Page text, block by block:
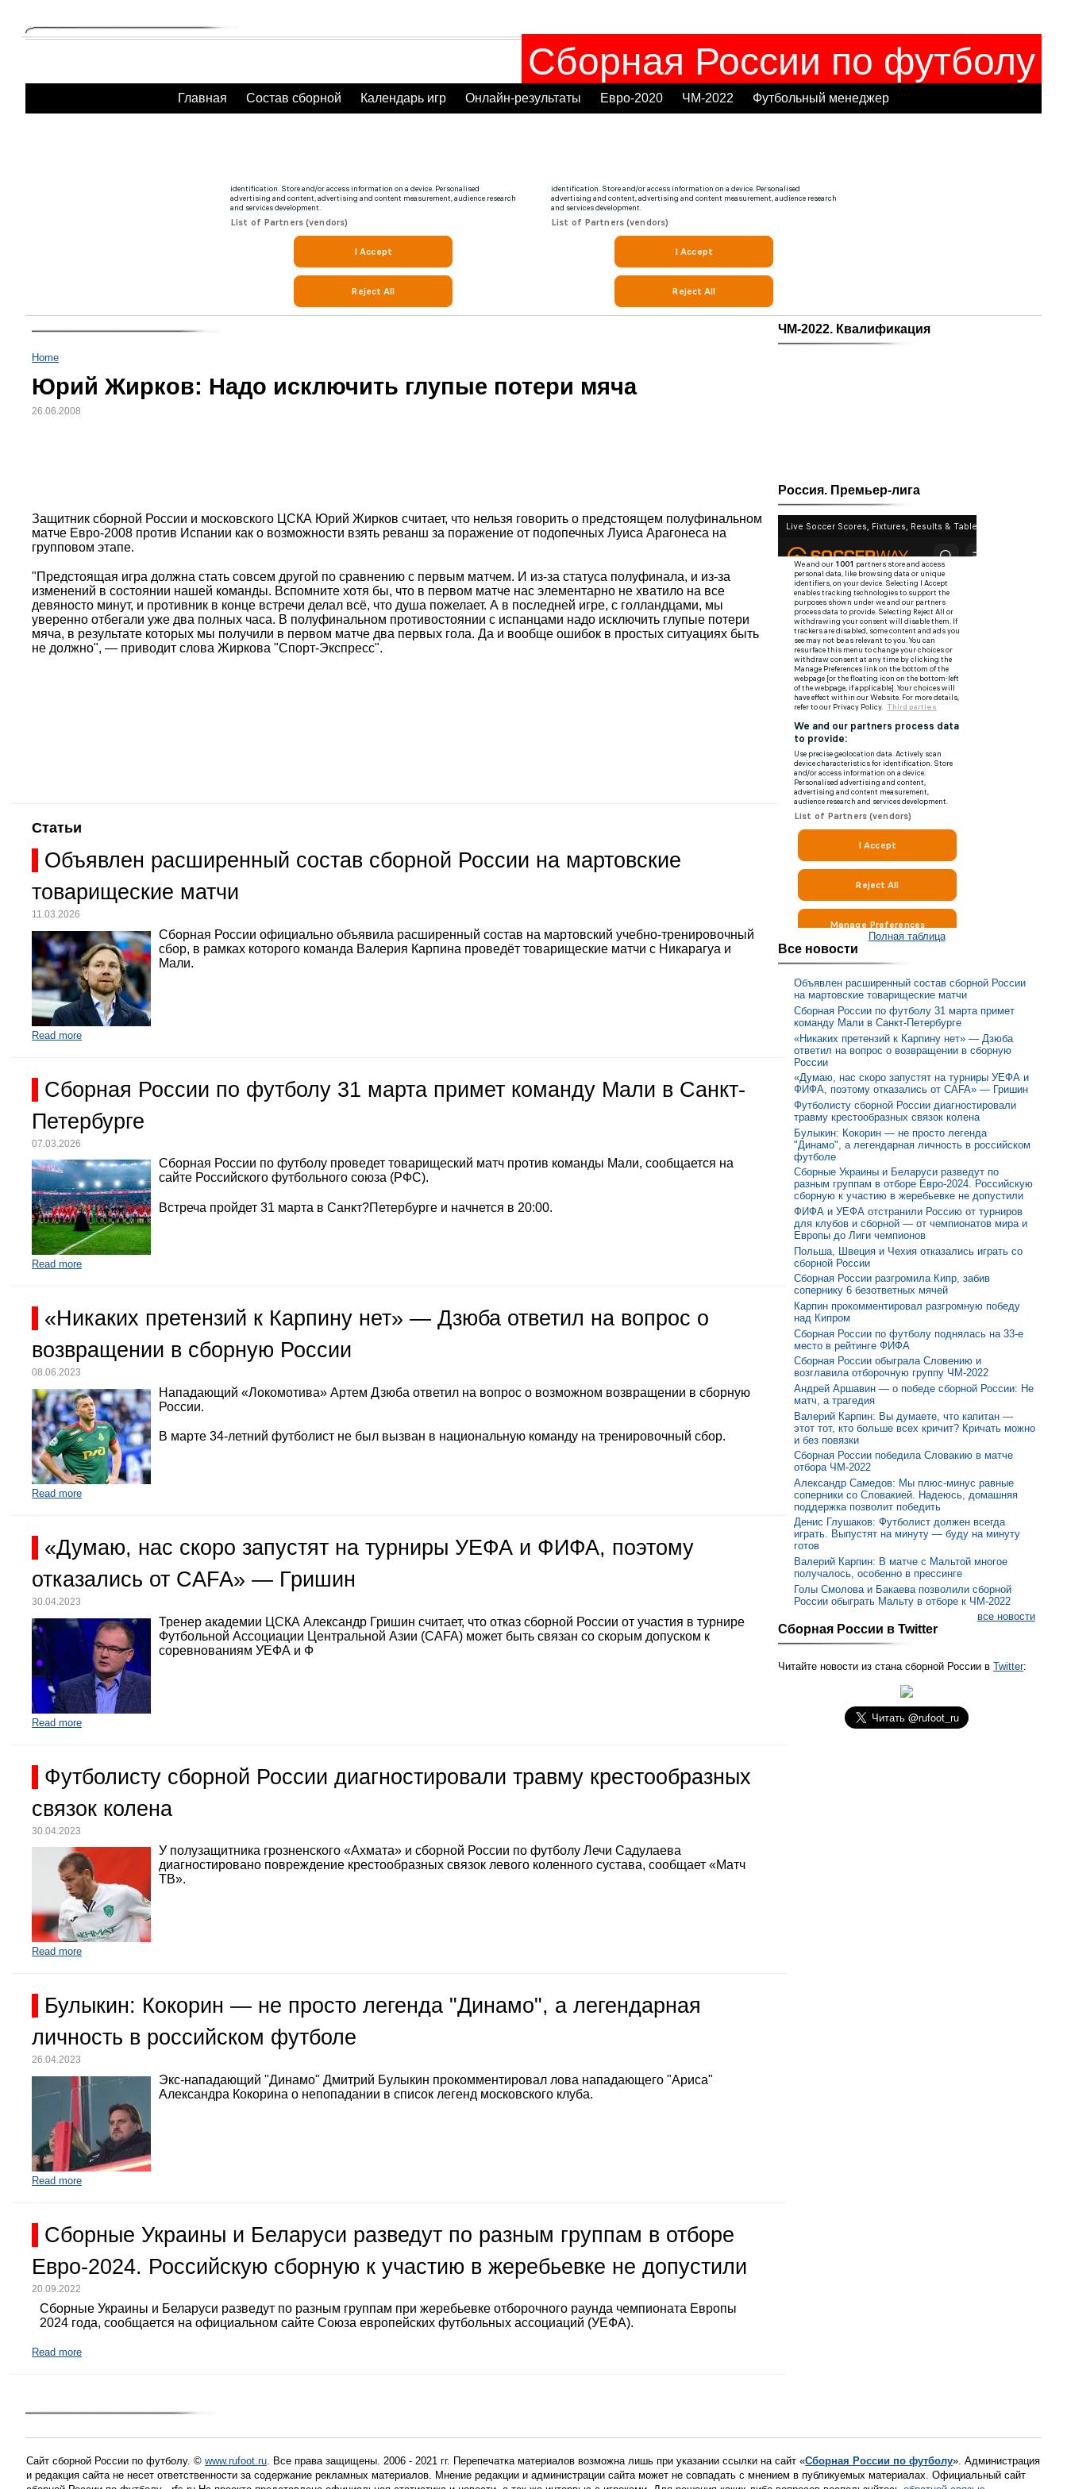
Сборная России по футболу
Главная Состав сборной Календарь игр Онлайн-результаты Евро-2020 ЧМ-2022 Футбольный менеджер
Home
Юрий Жирков: Надо исключить глупые потери мяча
26.06.2008
Защитник сборной России и московского ЦСКА Юрий Жирков считает, что нельзя говорить о предстоящем полуфинальном
матче Евро-2008 против Испании как о возможности взять реванш за поражение от подопечных Луиса Арагонеса на
групповом этапе.
"Предстоящая игра должна стать совсем другой по сравнению с первым матчем. И из-за статуса полуфинала, и из-за
изменений в состоянии нашей команды. Вспомните хотя бы, что в первом матче нас элементарно не хватило на все
девяносто минут, и противник в конце встречи делал всё, что душа пожелает. А в последней игре, с голландцами, мы
уверенно отбегали уже два полных часа. В полуфинальном противостоянии с испанцами надо исключить глупые потери
мяча, в результате которых мы получили в первом матче два первых гола. Да и вообще ошибок в простых ситуациях быть
не должно", — приводит слова Жиркова "Спорт-Экспресс".
Статьи
Объявлен расширенный состав сборной России на мартовские
товарищеские матчи
11.03.2026
Сборная России официально объявила расширенный состав на мартовский учебно-тренировочный
сбор, в рамках которого команда Валерия Карпина проведёт товарищеские матчи с Никарагуа и
Мали.
Read more
Сборная России по футболу 31 марта примет команду Мали в Санкт-
Петербурге
07.03.2026
Сборная России по футболу проведет товарищеский матч против команды Мали, сообщается на
сайте Российского футбольного союза (РФС).
Встреча пройдет 31 марта в Санкт?Петербурге и начнется в 20:00.
Read more
«Никаких претензий к Карпину нет» — Дзюба ответил на вопрос о
возвращении в сборную России
08.06.2023
Нападающий «Локомотива» Артем Дзюба ответил на вопрос о возможном возвращении в сборную
России.
В марте 34-летний футболист не был вызван в национальную команду на тренировочный сбор.
Read more
«Думаю, нас скоро запустят на турниры УЕФА и ФИФА, поэтому
отказались от CAFA» — Гришин
30.04.2023
Тренер академии ЦСКА Александр Гришин считает, что отказ сборной России от участия в турнире
Футбольной Ассоциации Центральной Азии (CAFA) может быть связан со скорым допуском к
соревнованиям УЕФА и Ф
Read more
Футболисту сборной России диагностировали травму крестообразных
связок колена
30.04.2023
У полузащитника грозненского «Ахмата» и сборной России по футболу Лечи Садулаева
диагностировано повреждение крестообразных связок левого коленного сустава, сообщает «Матч
ТВ».
Read more
Булыкин: Кокорин — не просто легенда "Динамо", а легендарная
личность в российском футболе
26.04.2023
Экс-нападающий "Динамо" Дмитрий Булыкин прокомментировал лова нападающего "Ариса"
Александра Кокорина о непопадании в список легенд московского клуба.
Read more
Сборные Украины и Беларуси разведут по разным группам в отборе
Евро-2024. Российскую сборную к участию в жеребьевке не допустили
20.09.2022
Сборные Украины и Беларуси разведут по разным группам при жеребьевке отборочного раунда чемпионата Европы
2024 года, сообщается на официальном сайте Союза европейских футбольных ассоциаций (УЕФА).
Read more
ЧМ-2022. Квалификация
Россия. Премьер-лига
Полная таблица
Все новости
Объявлен расширенный состав сборной России
на мартовские товарищеские матчи
Сборная России по футболу 31 марта примет
команду Мали в Санкт-Петербурге
«Никаких претензий к Карпину нет» — Дзюба
ответил на вопрос о возвращении в сборную
России
«Думаю, нас скоро запустят на турниры УЕФА и
ФИФА, поэтому отказались от CAFA» — Гришин
Футболисту сборной России диагностировали
травму крестообразных связок колена
Булыкин: Кокорин — не просто легенда
"Динамо", а легендарная личность в российском
футболе
Сборные Украины и Беларуси разведут по
разным группам в отборе Евро-2024. Российскую
сборную к участию в жеребьевке не допустили
ФИФА и УЕФА отстранили Россию от турниров
для клубов и сборной — от чемпионатов мира и
Европы до Лиги чемпионов
Польша, Швеция и Чехия отказались играть со
сборной России
Сборная России разгромила Кипр, забив
сопернику 6 безответных мячей
Карпин прокомментировал разгромную победу
над Кипром
Сборная России по футболу поднялась на 33-е
место в рейтинге ФИФА
Сборная России обыграла Словению и
возглавила отборочную группу ЧМ-2022
Андрей Аршавин — о победе сборной России: Не
матч, а трагедия
Валерий Карпин: Вы думаете, что капитан —
этот тот, кто больше всех кричит? Кричать можно
и без повязки
Сборная России победила Словакию в матче
отбора ЧМ-2022
Александр Самедов: Мы плюс-минус равные
соперники со Словакией. Надеюсь, домашняя
поддержка позволит победить
Денис Глушаков: Футболист должен всегда
играть. Выпустят на минуту — буду на минуту
готов
Валерий Карпин: В матче с Мальтой многое
получалось, особенно в прессинге
Голы Смолова и Бакаева позволили сборной
России обыграть Мальту в отборе к ЧМ-2022
все новости
Сборная России в Twitter
Читайте новости из стана сборной России в Twitter:
Сайт сборной России по футболу. © www.rufoot.ru. Все права защищены. 2006 - 2021 гг. Перепечатка материалов возможна лишь при указании ссылки на сайт «Сборная России по футболу». Администрация
и редакция сайта не несет ответственности за содержание рекламных материалов. Мнение редакции и администрации сайта может не совпадать с мнением в публикуемых материалах. Официальный сайт